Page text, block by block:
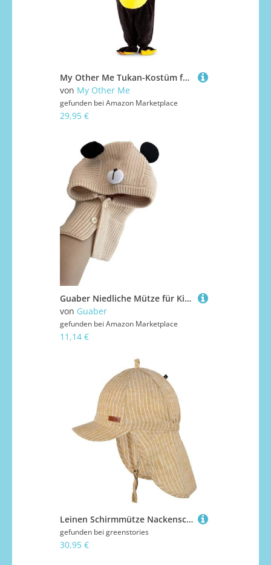
My Other Me Tukan-Kostüm für Babys, Unisex, mit Mütze, Body und Söckchen in Gelb und Schwarz, Größe 7-12 Monate. Lassen Sie Ihr Kind seine exotischste Seite erkunden.
von My Other Me
gefunden bei Amazon Marketplace
29,95 €
Guaber Niedliche Mütze für Kinder, gestrickt mit Bärenohren für Halloween, Weihnachten, Welpen, Bärenohren für Winter, Baby, warm
von Guaber
gefunden bei Amazon Marketplace
11,14 €
Leinen Schirmmütze Nackenschutz SAHARA 51/53
gefunden bei greenstories
30,95 €